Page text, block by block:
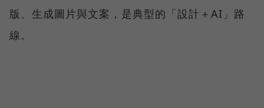
版、生成圖片與文案，是典型的「設計＋AI」路
線。